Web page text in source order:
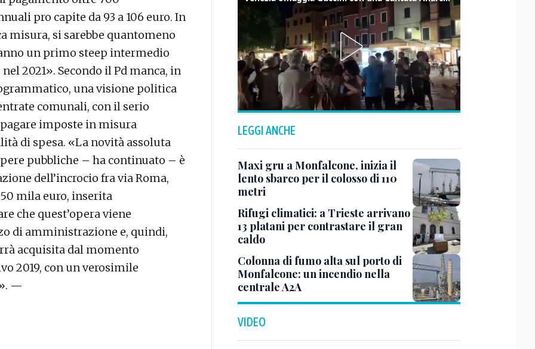
pro capite da 93 a 106 euro. In
misura, si sarebbe quantomeno
un primo steep intermedio
2021». Secondo il Pd manca, in
una visione politica
comunali, con il serio
imposte in misura
di spesa. «La novità assoluta
pubbliche – ha continuato – è
dell’incrocio fra via Roma,
mila euro, inserita
che quest’opera viene
di amministrazione e, quindi,
acquisita dal momento
2019, con un verosimile
—
LEGGI ANCHE
Maxi gru a Monfalcone, inizia il
lento sbarco per il colosso di 110
metri
Rifugi climatici: a Trieste arrivano
13 platani per contrastare il gran
caldo
Colonna di fumo alta sul porto di
Monfalcone: un incendio nella
centrale A2A
VIDEO